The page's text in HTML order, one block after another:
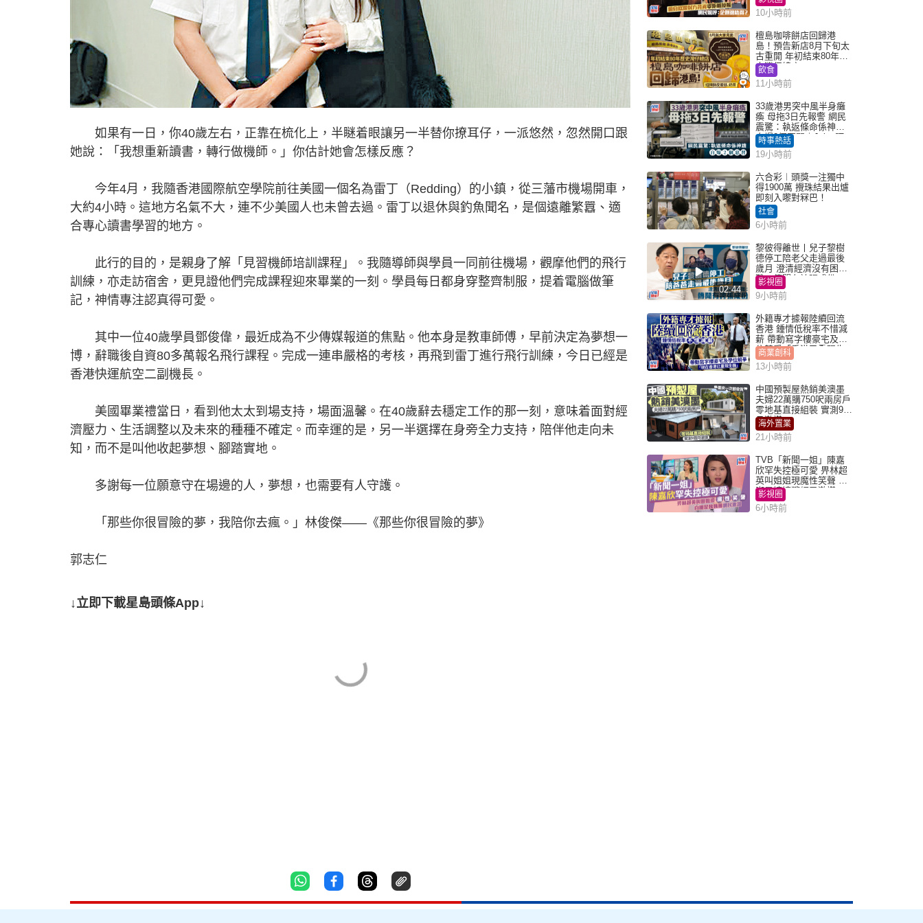
如果有一日，你40歲左右，正靠在梳化上，半瞇着眼讓另一半替你撩耳仔，一派悠然，忽然開口跟
她說：「我想重新讀書，轉行做機師。」你估計她會怎樣反應？
今年4月，我隨香港國際航空學院前往美國一個名為雷丁（Redding）的小鎮，從三藩市機場開車，
大約4小時。這地方名氣不大，連不少美國人也未曾去過。雷丁以退休與釣魚聞名，是個遠離繁囂、適
合專心讀書學習的地方。
此行的目的，是親身了解「見習機師培訓課程」。我隨導師與學員一同前往機場，觀摩他們的飛行
訓練，亦走訪宿舍，更見證他們完成課程迎來畢業的一刻。學員每日都身穿整齊制服，提着電腦做筆
記，神情專注認真得可愛。
其中一位40歲學員鄧俊偉，最近成為不少傳媒報道的焦點。他本身是教車師傅，早前決定為夢想一
博，辭職後自資80多萬報名飛行課程。完成一連串嚴格的考核，再飛到雷丁進行飛行訓練，今日已經是
香港快運航空二副機長。
美國畢業禮當日，看到他太太到場支持，場面溫馨。在40歲辭去穩定工作的那一刻，意味着面對經
濟壓力、生活調整以及未來的種種不確定。而幸運的是，另一半選擇在身旁全力支持，陪伴他走向未
知，而不是叫他收起夢想、腳踏實地。
多謝每一位願意守在場邊的人，夢想，也需要有人守護。
「那些你很冒險的夢，我陪你去瘋。」林俊傑——《那些你很冒險的夢》
郭志仁
↓立即下載星島頭條App↓
得？
10小時前
檀島咖啡餅店回歸港
島！預告新店8月下旬太
古重開 年初結束80年歷
史灣仔總店
飲食
11小時前
33歲港男突中風半身癱
瘓 母拖3日先報警 網民
震驚：執返條命係神蹟
自爆2個惡習｜Juicy叮
時事熱話
19小時前
六合彩︱頭獎一注獨中
得1900萬 攪珠結果出爐
即刻入嚟對冧巴！
社會
6小時前
02:44
黎彼得離世丨兒子黎樹
德停工陪老父走過最後
歲月 澄清經濟沒有困
難：傳聞有誇張成份
影視圈
9小時前
外籍專才據報陸續回流
香港 鍾情低稅率不惜減
薪 帶動寫字樓豪宅及學
位競爭「香港已重現生
機」
商業創科
13小時前
中國預製屋熱銷美澳墨
夫婦22萬購750呎兩房戶
零地基直接組裝 實測9個
月激讚
海外置業
21小時前
TVB「新聞一姐」陳嘉
欣罕失控極可愛 畀林超
英叫姐姐現魔性笑聲 自
嘲是姨姨獲網民激讚
影視圈
6小時前